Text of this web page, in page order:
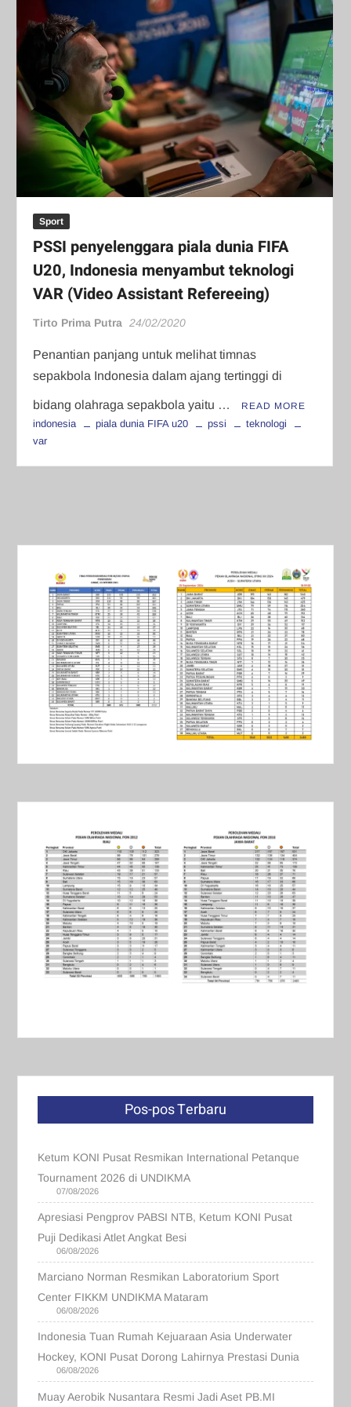
Sport
PSSI penyelenggara piala dunia FIFA
U20, Indonesia menyambut teknologi
VAR (Video Assistant Refereeing)
Tirto Prima Putra 24/02/2020
Penantian panjang untuk melihat timnas
sepakbola Indonesia dalam ajang tertinggi di
bidang olahraga sepakbola yaitu … READ MORE
indonesia piala dunia FIFA u20 pssi
teknologi
var
Pos-pos Terbaru
Ketum KONI Pusat Resmikan International Petanque
Tournament 2026 di UNDIKMA
07/08/2026
Apresiasi Pengprov PABSI NTB, Ketum KONI Pusat
Puji Dedikasi Atlet Angkat Besi
06/08/2026
Marciano Norman Resmikan Laboratorium Sport
Center FIKKM UNDIKMA Mataram
06/08/2026
Indonesia Tuan Rumah Kejuaraan Asia Underwater
Hockey, KONI Pusat Dorong Lahirnya Prestasi Dunia
06/08/2026
Muay Aerobik Nusantara Resmi Jadi Aset PB.MI